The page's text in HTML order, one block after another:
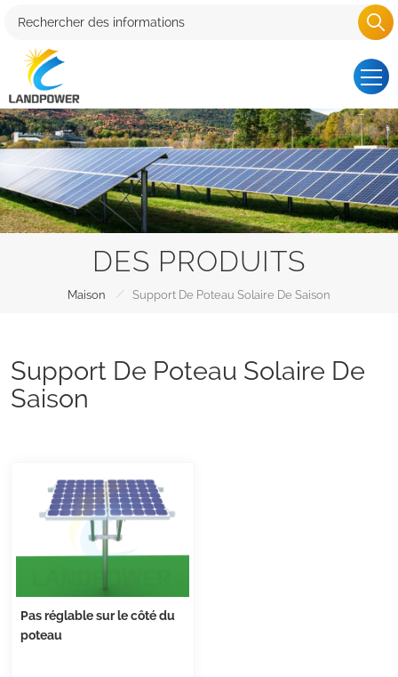
DES PRODUITS
Maison / Support De Poteau Solaire De Saison
Support De Poteau Solaire De
Saison
Pas réglable sur le côté du
poteau